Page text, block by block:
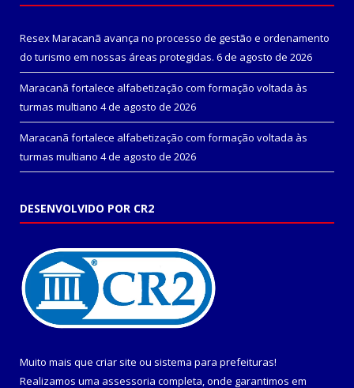
Resex Maracanã avança no processo de gestão e ordenamento
do turismo em nossas áreas protegidas. 6 de agosto de 2026
Maracanã fortalece alfabetização com formação voltada às
turmas multiano 4 de agosto de 2026
Maracanã fortalece alfabetização com formação voltada às
turmas multiano 4 de agosto de 2026
DESENVOLVIDO POR CR2
Muito mais que criar site ou sistema para prefeituras!
Realizamos uma assessoria completa, onde garantimos em